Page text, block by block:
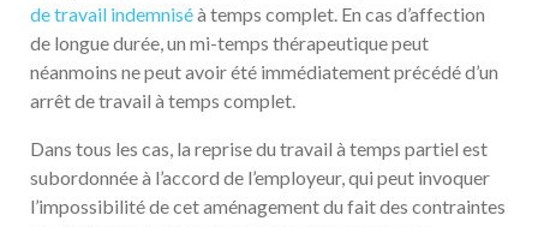
de travail indemniséà temps complet. En cas d’affection
de longue durée, un mi-temps thérapeutique peut
néanmoins ne peut avoir été immédiatement précédé d’un
arrêt de travail à temps complet.
Dans tous les cas, la reprise du travail à temps partiel est
subordonnée à l’accord de l’employeur, qui peut invoquer
l’impossibilité de cet aménagement du fait des contraintes